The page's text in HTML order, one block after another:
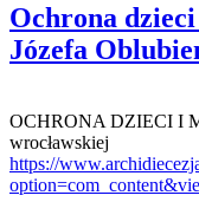
Ochrona
Józefa
OCHRONA DZIECI I
wrocławskiej
https://